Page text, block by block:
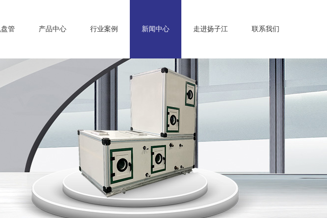
管 产品中心 行业案例 新闻中心 走进扬子江 联系我们